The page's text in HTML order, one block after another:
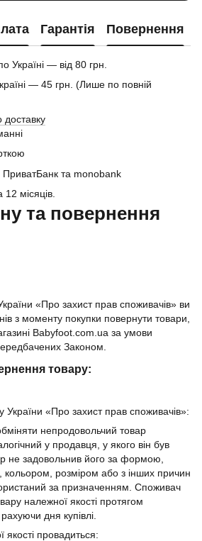
Гарантія Повернення
— від 80 грн.
— 45 грн. (Лише по повній
доставку
та monobank
12 місяців.
та повернення
«Про захист прав споживачів» ви
з моменту покупки повернути товари,
Babyfoot.com.ua за умови
Законом.
товару:
України «Про захист прав споживачів»:
непродовольчий товар
у продавця, у якого він був
не задовольнив його за формою,
розміром або з інших причин
за призначенням. Споживач
належної якості протягом
дня купівлі.
провадиться: